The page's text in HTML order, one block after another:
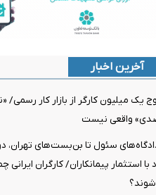
آخرین اخبار
واقعی نیست
سئول تا بن‌بست‌های تهران،
با استثمار پیمانکاران/ کارگران